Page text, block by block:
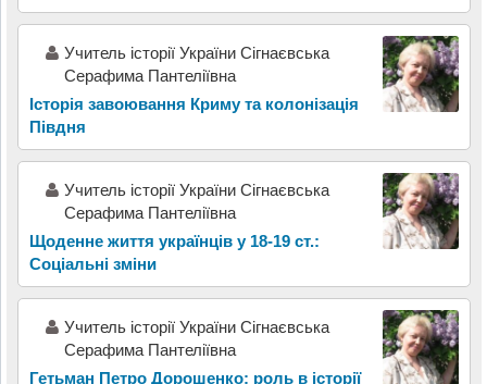
Учитель історії України Сігнаєвська
Серафима Пантеліївна
Історія завоювання Криму та колонізація
Півдня
Учитель історії України Сігнаєвська
Серафима Пантеліївна
Щоденне життя українців у 18-19 ст.:
Соціальні зміни
Учитель історії України Сігнаєвська
Серафима Пантеліївна
Гетьман Петро Дорошенко: роль в історії